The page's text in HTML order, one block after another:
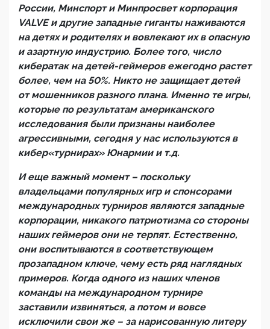
России, Минспорт и Минпросвет корпорация
VALVE и другие западные гиганты наживаются
на детях и родителях и вовлекают их в опасную
и азартную индустрию. Более того, число
кибератак на детей-геймеров ежегодно растет
более, чем на 50%. Никто не защищает детей
от мошенников разного плана. Именно те игры,
которые по результатам американского
исследования были признаны наиболее
агрессивными, сегодня у нас используются в
кибер«турнирах» Юнармии и т.д.
И еще важный момент – поскольку
владельцами популярных игр и спонсорами
международных турниров являются западные
корпорации, никакого патриотизма со стороны
наших геймеров они не терпят. Естественно,
они воспитываются в соответствующем
прозападном ключе, чему есть ряд наглядных
примеров. Когда одного из наших членов
команды на международном турнире
заставили извиняться, а потом и вовсе
исключили свои же – за нарисованную литеру